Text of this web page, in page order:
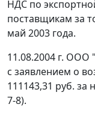
НДС по
поставщикам за
май 2003 года.
11.08.2004 г. ООО
с заявлением о
111143,31 руб.
7-8).